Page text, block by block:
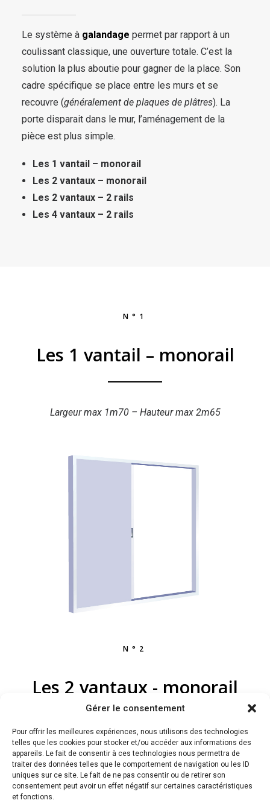
Gérer le consentement
Pour offrir les meilleures expériences, nous utilisons des technologies
telles que les cookies pour stocker et/ou accéder aux informations des
appareils. Le fait de consentir à ces technologies nous permettra de
traiter des données telles que le comportement de navigation ou les ID
uniques sur ce site. Le fait de ne pas consentir ou de retirer son
consentement peut avoir un effet négatif sur certaines caractéristiques
et fonctions.
Le système à galandage permet par rapport à un
coulissant classique, une ouverture totale. C’est la
solution la plus aboutie pour gagner de la place. Son
cadre spécifique se place entre les murs et se
recouvre (généralement de plaques de plâtres). La
porte disparait dans le mur, l’aménagement de la
pièce est plus simple.
Les 1 vantail – monorail
Les 2 vantaux – monorail
Les 2 vantaux – 2 rails
Les 4 vantaux – 2 rails
N°1
Les 1 vantail – monorail
Largeur max 1m70 – Hauteur max 2m65
N°2
Les 2 vantaux - monorail
Largeur maximale 3m20 – Hauteur maximale 2m65